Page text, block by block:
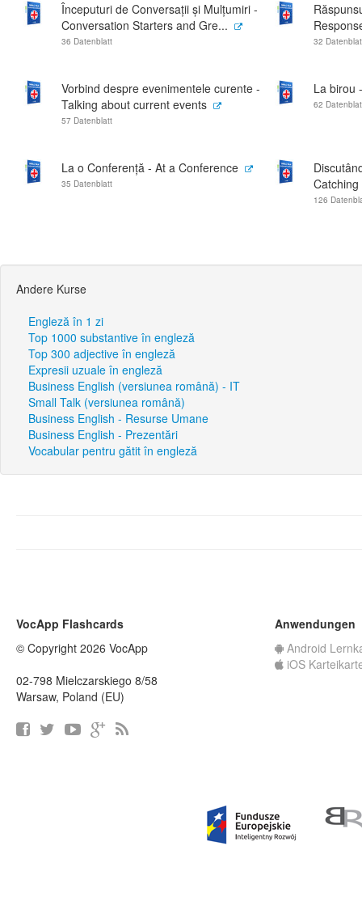
Începuturi de Conversații și Mulțumiri -
Conversation Starters and Gre...
36 Datenblatt 32
Vorbind despre evenimentele curente -
Talking about current events
57 Datenblatt
La birou
62
La o Conferență - At a Conference
35 Datenblatt
126
Andere Kurse
Engleză în 1 zi
Top 1000 substantive în engleză
Top 300 adjective în engleză
Expresii uzuale în engleză
Business English (versiunea română) - IT
Small Talk (versiunea română)
Business English - Resurse Umane
Business English - Prezentări
Vocabular pentru gătit în engleză
VocApp Flashcards
© Copyright 2026 VocApp
02-798 Mielczarskiego 8/58
Warsaw, Poland (EU)
Anwendungen
Android
iOS